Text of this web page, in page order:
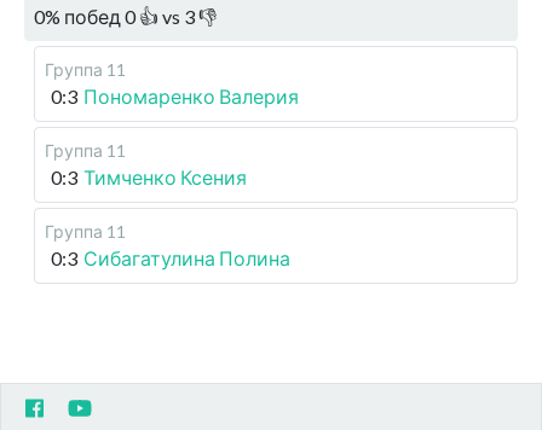
0% побед 0👍 vs 3👎
Группа 11
0:3 Пономаренко Валерия
Группа 11
0:3 Тимченко Ксения
Группа 11
0:3 Сибагатулина Полина